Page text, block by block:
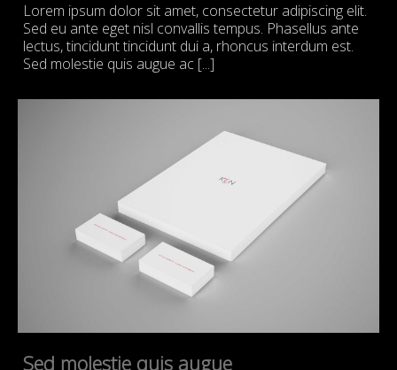
Lorem ipsum dolor sit amet, consectetur adipiscing elit.
Sed eu ante eget nisl convallis tempus. Phasellus ante
lectus, tincidunt tincidunt dui a, rhoncus interdum est.
Sed molestie quis augue ac [...]
Sed molestie quis augue